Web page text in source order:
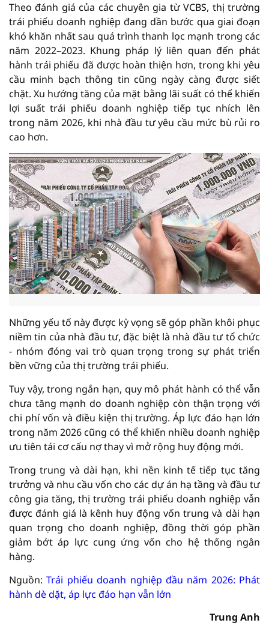
Theo đánh giá của các chuyên gia từ VCBS, thị trường
trái phiếu doanh nghiệp đang dần bước qua giai đoạn
khó khăn nhất sau quá trình thanh lọc mạnh trong các
năm 2022–2023. Khung pháp lý liên quan đến phát
hành trái phiếu đã được hoàn thiện hơn, trong khi yêu
cầu minh bạch thông tin cũng ngày càng được siết
chặt. Xu hướng tăng của mặt bằng lãi suất có thể khiến
lợi suất trái phiếu doanh nghiệp tiếp tục nhích lên
trong năm 2026, khi nhà đầu tư yêu cầu mức bù rủi ro
cao hơn.
Những yếu tố này được kỳ vọng sẽ góp phần khôi phục
niềm tin của nhà đầu tư, đặc biệt là nhà đầu tư tổ chức
- nhóm đóng vai trò quan trọng trong sự phát triển
bền vững của thị trường trái phiếu.
Tuy vậy, trong ngắn hạn, quy mô phát hành có thể vẫn
chưa tăng mạnh do doanh nghiệp còn thận trọng với
chi phí vốn và điều kiện thị trường. Áp lực đáo hạn lớn
trong năm 2026 cũng có thể khiến nhiều doanh nghiệp
ưu tiên tái cơ cấu nợ thay vì mở rộng huy động mới.
Trong trung và dài hạn, khi nền kinh tế tiếp tục tăng
trưởng và nhu cầu vốn cho các dự án hạ tầng và đầu tư
công gia tăng, thị trường trái phiếu doanh nghiệp vẫn
được đánh giá là kênh huy động vốn trung và dài hạn
quan trọng cho doanh nghiệp, đồng thời góp phần
giảm bớt áp lực cung ứng vốn cho hệ thống ngân
hàng.
Nguồn:Trái phiếu doanh nghiệp đầu năm 2026: Phát
hành dè dặt, áp lực đáo hạn vẫn lớn
Trung Anh